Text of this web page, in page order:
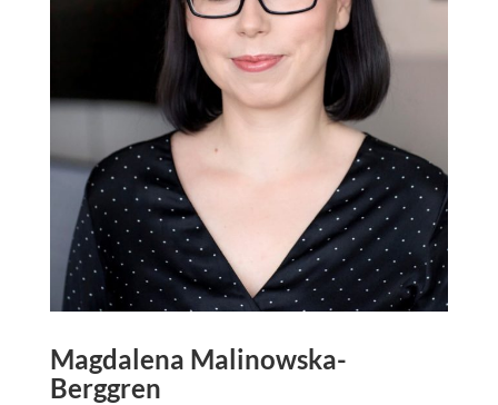
Magdalena Malinowska-
Berggren